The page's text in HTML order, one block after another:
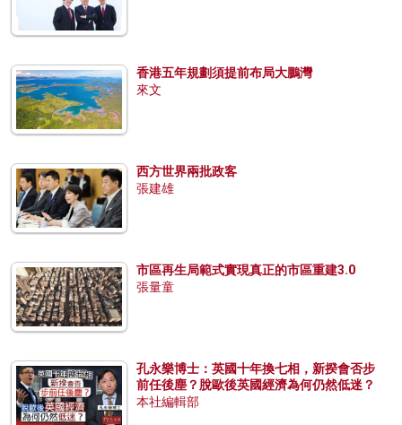
香港五年規劃須提前布局大鵬灣
來文
西方世界兩批政客
張建雄
市區再生局範式實現真正的市區重建3.0
張量童
孔永樂博士：英國十年換七相，新揆會否步
前任後塵？脫歐後英國經濟為何仍然低迷？
本社編輯部